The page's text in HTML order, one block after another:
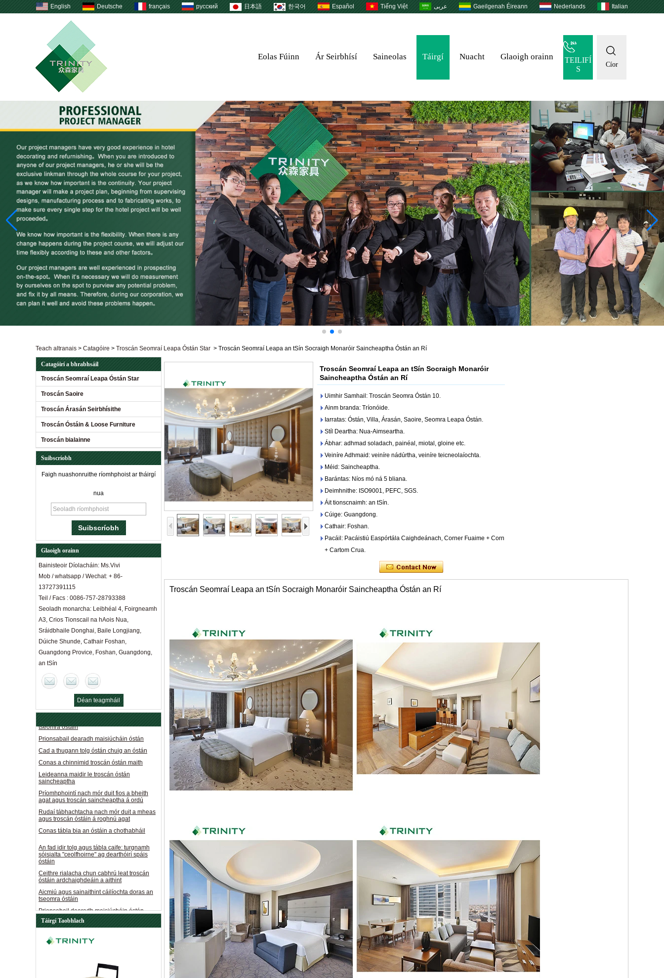
English Deutsche français русский 日本語 한국어 Español Tiếng Việt عربى Gaeilgenah Éireann Nederlands Italian
Eolas Fúinn Ár Seirbhísí Saineolas Táirgí Nuacht Glaoigh orainn
TEILIFÍ
S
Cíor
Teach altranais > Catagóire > Troscán Seomraí Leapa Óstán Star > Troscán Seomraí Leapa an tSín Socraigh Monaróir Saincheaptha Óstán an Rí
Catagóirí a bhrabhsáil
Troscán Seomraí Leapa Óstán Star
Troscán Saoire
Troscán Árasán Seirbhísithe
Troscán Óstáin & Loose Furniture
Troscán bialainne
Suibscríobh
Faigh nuashonruithe ríomhphoist ar tháirgí
nua
Glaoigh orainn
Bainisteoir Díolacháin: Ms.Vivi
Mob / whatsapp / Wechat: + 86-
13727391115
Teil / Facs : 0086-757-28793388
Seoladh monarcha: Leibhéal 4, Foirgneamh
A3, Crios Tionscail na hAois Nua,
Sráidbhaile Donghai, Baile Longjiang,
Dúiche Shunde, Cathair Foshan,
Guangdong Provice, Foshan, Guangdong,
an tSín
Déan teagmháil
anois
sóisialta "ceolfhoirne" ag dearthóirí spáis
óstáin
Ceithre rialacha chun cabhrú leat troscán
óstáin ardchaighdeáin a aithint
Aicmiú agus sainaithint cáilíochta doras an
tseomra óstáin
saincheaptha
Príomhphointí nach mór duit fios a bheith
agat agus troscán saincheaptha á ordú
Rudaí tábhachtacha nach mór duit a mheas
agus troscán óstáin á roghnú agat
Conas tábla bia an óstáin a chothabháil
An fad idir tolg agus tábla caife: turgnamh
óstáin
Ceithre rialacha chun cabhrú leat troscán
óstáin ardchaighdeáin a aithint
Aicmiú agus sainaithint cáilíochta doras an
tseomra óstáin
Prionsabail dearadh maisiúcháin óstán
Conas a chinnimid troscán óstán maith
Leideanna maidir le troscán óstán
saincheaptha
Rudaí tábhachtacha nach mór duit a mheas
agus troscán óstáin á roghnú agat
Táirgí Taobhlach
Troscán Seomraí Leapa an tSín Socraigh Monaróir
Saincheaptha Óstán an Rí
Uimhir Samhail: Troscán Seomra Óstán 10.
Ainm branda: Tríonóide.
Iarratas: Óstán, Villa, Árasán, Saoire, Seomra Leapa Óstán.
Stíl Deartha: Nua-Aimseartha.
Ábhar: adhmad soladach, painéal, miotal, gloine etc.
Veiníre Adhmaid: veiníre nádúrtha, veiníre teicneolaíochta.
Méid: Saincheaptha.
Barántas: Níos mó ná 5 bliana.
Deimhnithe: ISO9001, PEFC, SGS.
Áit tionscnaimh: an tSín.
Cúige: Guangdong.
Cathair: Foshan.
Pacáil: Pacáistiú Easpórtála Caighdeánach, Corner Fuaime + Corn
+ Cartom Crua.
Troscán Seomraí Leapa an tSín Socraigh Monaróir Saincheaptha Óstán an Rí